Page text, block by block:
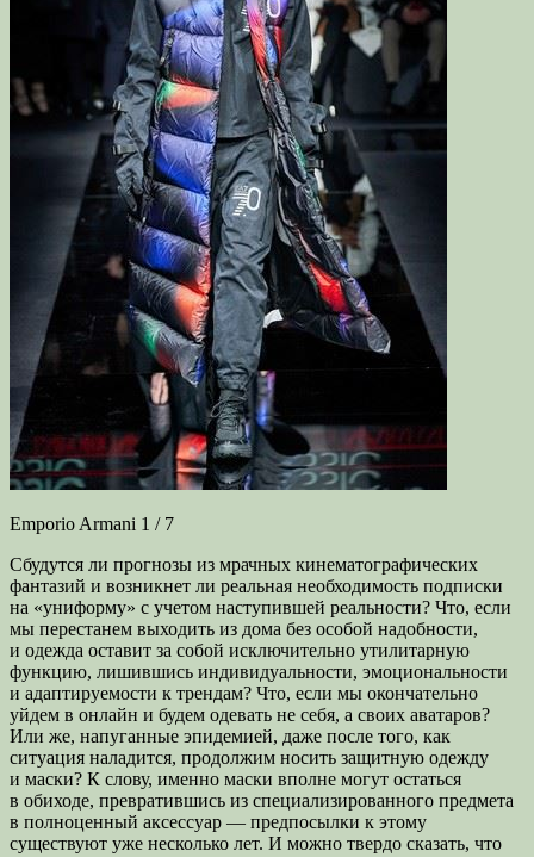
Emporio Armani 1 / 7
Сбудутся ли прогнозы из мрачных кинематографических
фантазий и возникнет ли реальная необходимость подписки
на «униформу» с учетом наступившей реальности? Что, если
мы перестанем выходить из дома без особой надобности,
и одежда оставит за собой исключительно утилитарную
функцию, лишившись индивидуальности, эмоциональности
и адаптируемости к трендам? Что, если мы окончательно
уйдем в онлайн и будем одевать не себя, а своих аватаров?
Или же, напуганные эпидемией, даже после того, как
ситуация наладится, продолжим носить защитную одежду
и маски? К слову, именно маски вполне могут остаться
в обиходе, превратившись из специализированного предмета
в полноценный аксессуар — предпосылки к этому
существуют уже несколько лет. И можно твердо сказать, что